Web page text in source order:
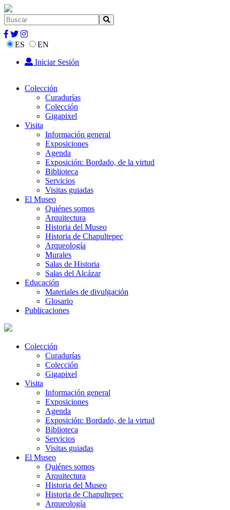
ES
EN
Iniciar Sesión
Colección
Curadurías
Colección
Gigapixel
Visita
Información general
Exposiciones
Agenda
Exposición: Bordado, de la virtud
Biblioteca
Servicios
Visitas guiadas
El Museo
Quiénes somos
Arquitectura
Historia del Museo
Historia de Chapultepec
Arqueología
Murales
Salas de Historia
Salas del Alcázar
Educación
Materiales de divulgación
Glosario
Publicaciones
Colección
Curadurías
Colección
Gigapixel
Visita
Información general
Exposiciones
Agenda
Exposición: Bordado, de la virtud
Biblioteca
Servicios
Visitas guiadas
El Museo
Quiénes somos
Arquitectura
Historia del Museo
Historia de Chapultepec
Arqueología